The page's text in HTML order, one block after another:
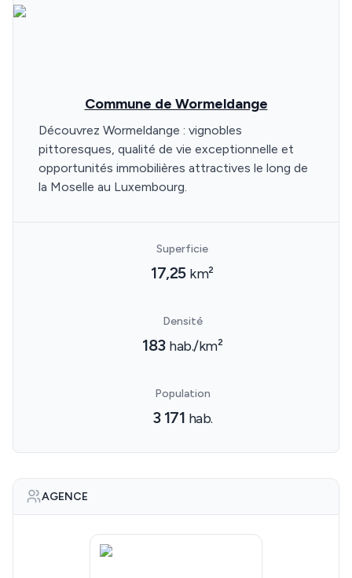
Commune de Wormeldange
Découvrez Wormeldange : vignobles
pittoresques, qualité de vie exceptionnelle et
opportunités immobilières attractives le long de
la Moselle au Luxembourg.
Superficie
17,25 km²
Densité
183 hab./km²
Population
3 171 hab.
AGENCE